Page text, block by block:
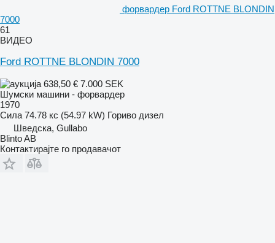
форвардер Ford ROTTNE BLONDIN
7000
61
ВИДЕО
Ford ROTTNE BLONDIN 7000
638,50 € 7.000 SEK
Шумски машини - форвардер
1970
Сила 74.78 кс (54.97 kW) Гориво дизел
Шведска, Gullabo
Blinto AB
Контактирајте го продавачот